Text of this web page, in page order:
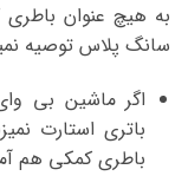
سانگ پلاس توصیه
اگر ماشین بی
باتری استارت
باطری کمکی هم